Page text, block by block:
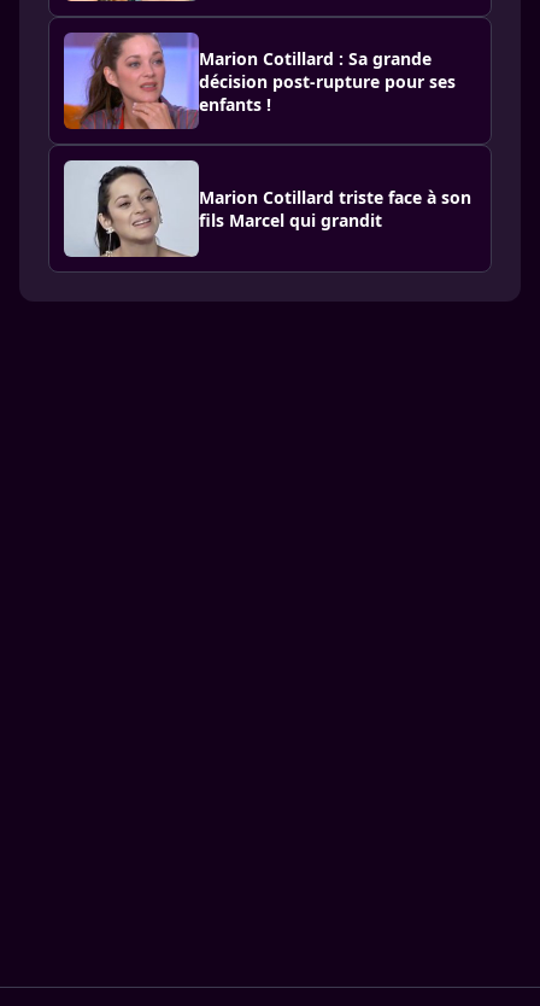
Marion Cotillard : Sa grande
décision post-rupture pour ses
enfants !
Marion Cotillard triste face à son
fils Marcel qui grandit